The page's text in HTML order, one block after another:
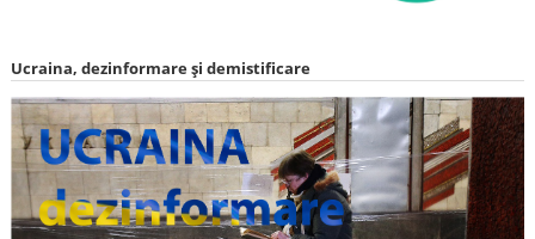
Ucraina, dezinformare și demistificare